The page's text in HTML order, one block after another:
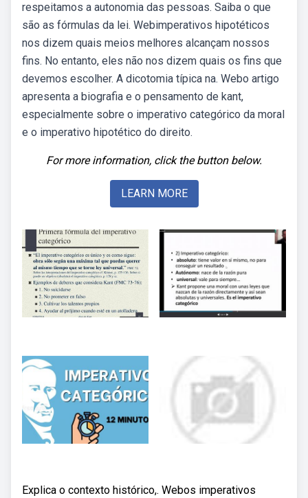
respeitamos a autonomia das pessoas. Saiba o que
são as fórmulas da lei. Webimperativos hipotéticos
nos dizem quais meios melhores alcançam nossos
fins. No entanto, eles não nos dizem quais os fins que
devemos escolher. A dicotomia típica na. Webo artigo
apresenta a biografia e o pensamento de kant,
especialmente sobre o imperativo categórico da moral
e o imperativo hipotético do direito.
For more information, click the button below.
LEARN MORE
Explica o contexto histórico,. Webos imperativos